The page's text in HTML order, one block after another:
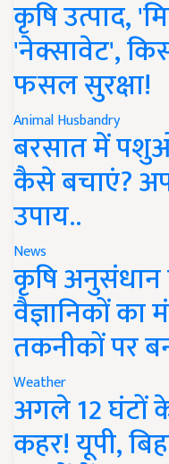
कृषि उत्पाद,
'नेक्सावेट',
फसल सुरक्षा!
Animal Husbandry
बरसात में
कैसे बचाएं?
उपाय..
News
कृषि अनुसंधान
वैज्ञानिकों का
तकनीकों पर
Weather
अगले 12 घंटों
कहर! यूपी,